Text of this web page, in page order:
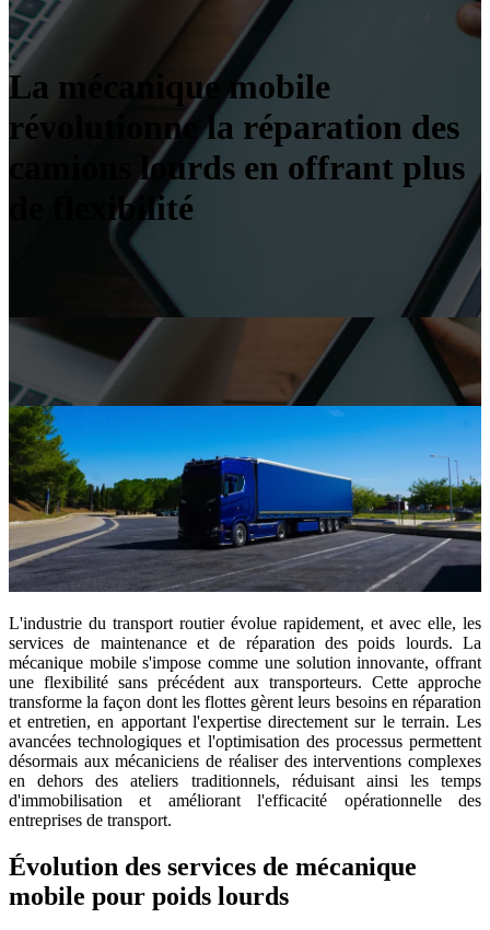
La mécanique mobile
révolutionne la réparation des
camions lourds en offrant plus
de flexibilité
L'industrie du transport routier évolue rapidement, et avec elle, les
services de maintenance et de réparation des poids lourds. La
mécanique mobile s'impose comme une solution innovante, offrant
une flexibilité sans précédent aux transporteurs. Cette approche
transforme la façon dont les flottes gèrent leurs besoins en réparation
et entretien, en apportant l'expertise directement sur le terrain. Les
avancées technologiques et l'optimisation des processus permettent
désormais aux mécaniciens de réaliser des interventions complexes
en dehors des ateliers traditionnels, réduisant ainsi les temps
d'immobilisation et améliorant l'efficacité opérationnelle des
entreprises de transport.
Évolution des services de mécanique
mobile pour poids lourds